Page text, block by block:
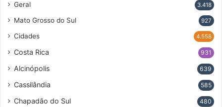
Geral 3.418
Mato Grosso do Sul 927
Cidades 4.558
Costa Rica 931
Alcinópolis 639
Cassilândia 585
Chapadão do Sul 480